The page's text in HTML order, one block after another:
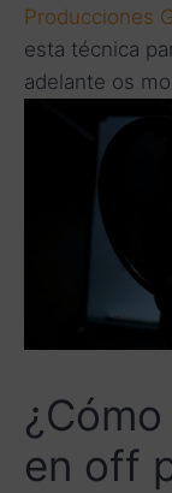
Producciones
esta técnica
adelante os
en off